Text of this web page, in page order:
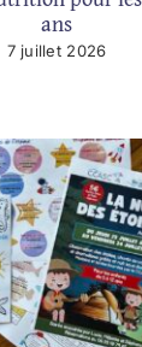
ans
7 juillet 2026